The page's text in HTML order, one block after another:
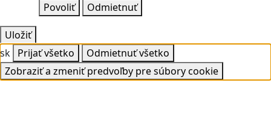
Povoliť
Odmietnuť
Uložiť
sk Prijať všetko
Odmietnuť všetko
Zobraziť a zmeniť predvoľby pre súbory cookie